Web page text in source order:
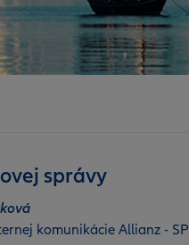
správy
komunikácie Allianz - SP